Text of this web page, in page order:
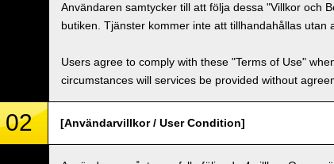
Användaren samtycker till att följa dessa "Villkor och
butiken. Tjänster kommer inte att tillhandahållas utan
Users agree to comply with these "Terms of Use"
circumstances will services be provided without
02 [Användarvillkor / User Condition]